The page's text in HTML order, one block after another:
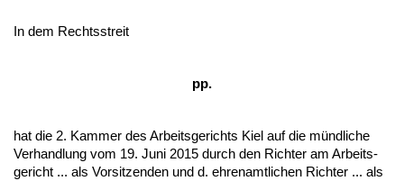
In dem Rechts­streit
pp.
hat die 2. Kam­mer des Ar­beits­ge­richts Kiel auf die münd­li­che
Ver­hand­lung vom 19. Ju­ni 2015 durch den Rich­ter am Ar­beits­
ge­richt ... als Vor­sit­zen­den und d. eh­ren­amt­li­chen Rich­ter ... als